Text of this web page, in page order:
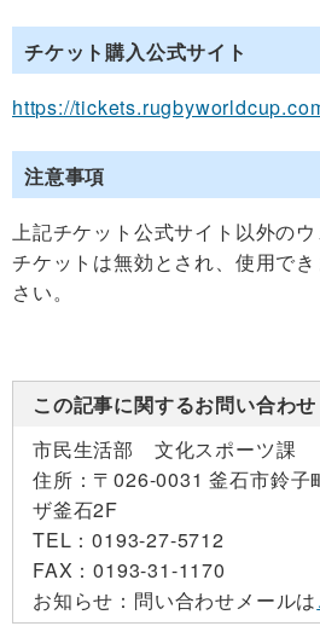
チケット購入公式サイト
https://
注意事項
上記チケット公式サイト以外の
チケットは無効とされ、使用で
さい。
この記事に関するお問い合わせ
市民生活部 文化スポーツ課
住所： 〒026-0031 釜石市鈴子
ザ釜石2F
TEL：0193-27-5712
FAX：0193-31-1170
お知らせ： 問い合わせメールは